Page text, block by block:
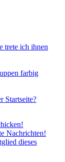
trete ich ihnen
farbig
Startseite?
Nachrichten!
dieses